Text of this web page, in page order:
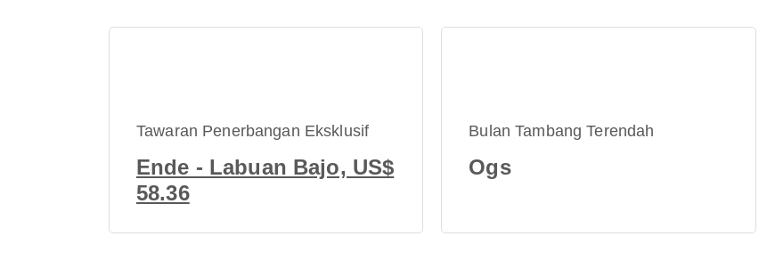
Tawaran Penerbangan Eksklusif
Ende - Labuan Bajo, US$
58.36
Bulan Tambang Terendah
Ogs